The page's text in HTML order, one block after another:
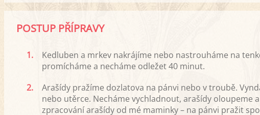
POSTUP PŘÍPRAVY
1.
Kedluben a mrkev nakrájíme nebo nastrouháme na
promícháme a necháme odležet 40 minut.
2.
Arašídy pražíme dozlatova na pánvi nebo v troubě.
nebo utěrce. Necháme vychladnout, arašídy oloupeme
zpracování arašídy od mé maminky – na pánvi pražit